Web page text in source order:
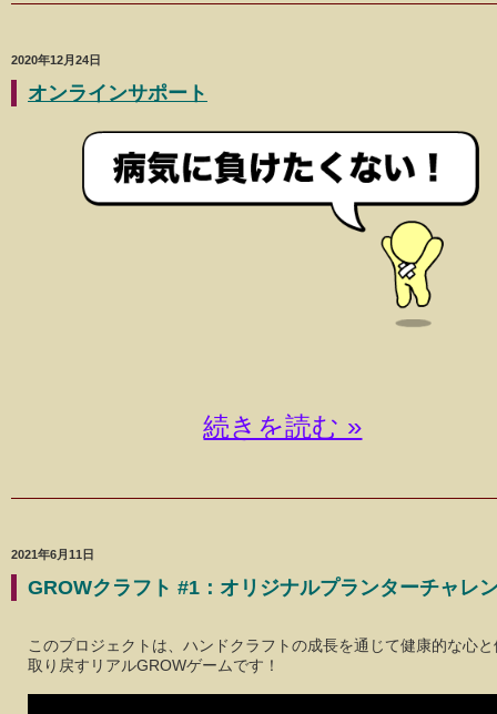
2020年12月24日
オンラインサポート
続きを読む »
2021年6月11日
GROWクラフト #1：オリジナルプランターチャレ
このプロジェクトは、ハンドクラフトの成長を通じて健康的な心
取り戻すリアルGROWゲームです！